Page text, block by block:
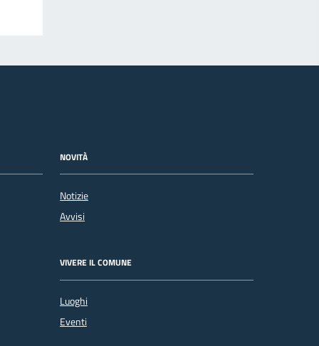
NOVITÀ
Notizie
Avvisi
VIVERE IL COMUNE
Luoghi
Eventi